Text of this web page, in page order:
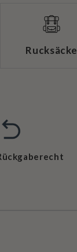
Rucksäcke